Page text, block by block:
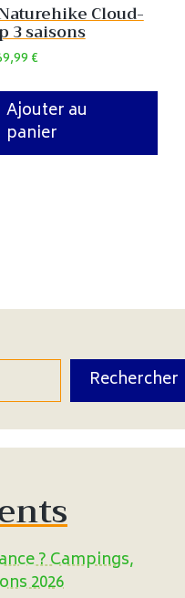
Cloud-
3 saisons
€
Ajouter au
panier
Rechercher
? Campings,
2026